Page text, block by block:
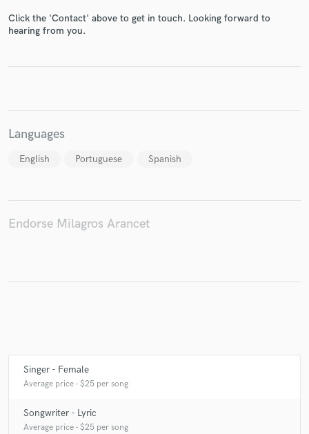
Click the 'Contact' above to get in touch. Looking forward to
hearing from you.
Languages
English Portuguese Spanish
Endorse Milagros Arancet
Singer - Female
Average price - $25 per song
Songwriter - Lyric
Average price - $25 per song
work is complete.